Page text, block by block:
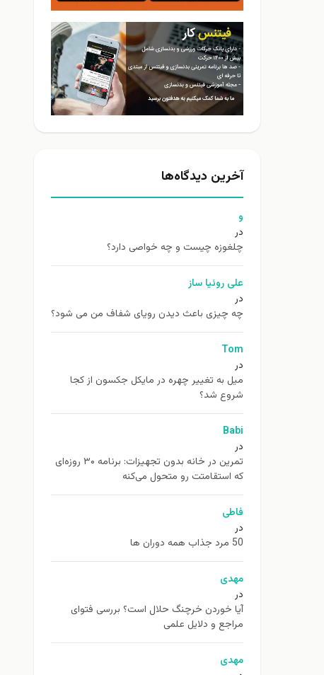
آخرین دیدگاه‌ها
و
در
چلغوزه چیست و چه خواصی دارد؟
علی روئیا ساز
در
چه چیزی باعث دیدن رویای شفاف من می شود؟
Tom
در
ميل به تغيير چهره در مایکل جکسون از كجا
شروع شد؟
Babi
در
تمرین در خانه بدون تجهیزات: برنامه ۳۰ روزه‌ای
که استقامتت رو متحول می‌کنه
فاطی
در
50 مرد جذاب همه دوران ها
مهدی
در
آیا خوردن خرچنگ حلال است؟ بررسی فتوای
مراجع و دلایل علمی
مهدی